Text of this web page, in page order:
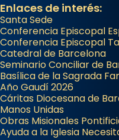
Enlaces de interés:
Santa Sede
Conferencia Episcopal
Conferencia Episcopal
Catedral de Barcelona
Seminario Conciliar de
Basílica de la Sagrada
Año Gaudí 2026
Cáritas Diocesana de
Manos Unidas
Obras Misionales
Ayuda a la Iglesia